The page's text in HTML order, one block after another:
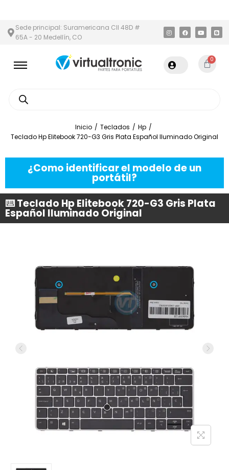
Sede principal: Suramericana Cll 48D #
65A - 20 Medellín, CO
0
Inicio / Teclados / Hp /
Teclado Hp Elitebook 720-G3 Gris Plata Español Iluminado Original
¿Como identificar el modelo de un
portátil?
⌨️ Teclado Hp Elitebook 720-G3 Gris Plata
Español Iluminado Original